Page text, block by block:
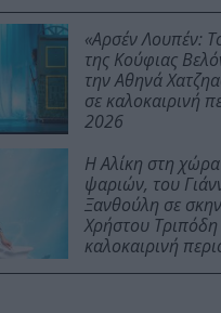
«Αρσέν Λουπέν:
της Κούφιας
την Αθηνά
σε καλοκαιρινή
2026
Η Αλίκη στη
ψαριών, του
Ξανθούλη σε
Χρήστου Τριπόδη
καλοκαιρινή